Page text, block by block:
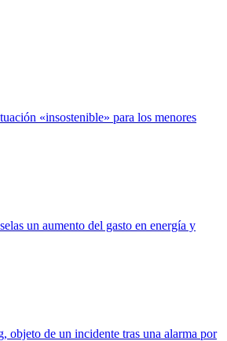
«insostenible» para los menores
un aumento del gasto en energía y
objeto de un incidente tras una alarma por